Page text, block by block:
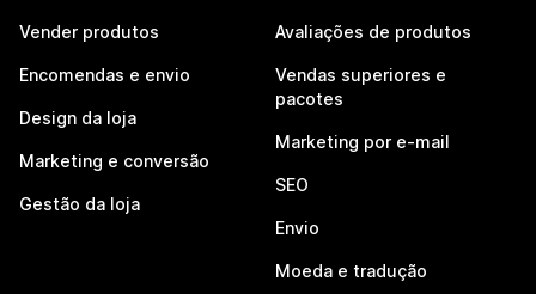
Vender produtos
Encomendas e envio
Design da loja
Marketing e conversão
Gestão da loja
Avaliações de produtos
Vendas superiores e
pacotes
Marketing por e-mail
SEO
Envio
Moeda e tradução